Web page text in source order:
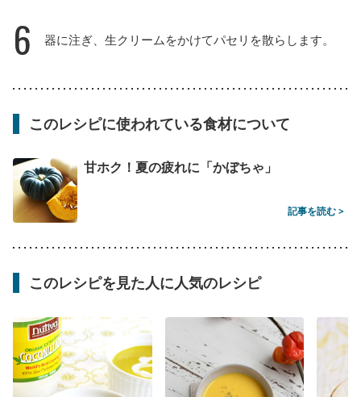
6 器に注ぎ、生クリームをかけてパセリを散らします。
このレシピに使われている食材について
甘ホク！夏の疲れに「かぼちゃ」
記事を読む >
このレシピを見た人に人気のレシピ